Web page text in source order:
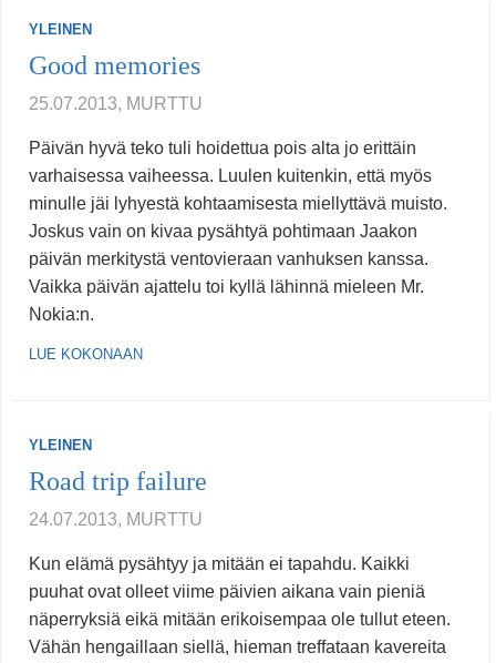
YLEINEN
Good memories
25.07.2013, MURTTU
Päivän hyvä teko tuli hoidettua pois alta jo erittäin
varhaisessa vaiheessa. Luulen kuitenkin, että myös
minulle jäi lyhyestä kohtaamisesta miellyttävä muisto.
Joskus vain on kivaa pysähtyä pohtimaan Jaakon
päivän merkitystä ventovieraan vanhuksen kanssa.
Vaikka päivän ajattelu toi kyllä lähinnä mieleen Mr.
Nokia:n.
LUE KOKONAAN
YLEINEN
Road trip failure
24.07.2013, MURTTU
Kun elämä pysähtyy ja mitään ei tapahdu. Kaikki
puuhat ovat olleet viime päivien aikana vain pieniä
näperryksiä eikä mitään erikoisempaa ole tullut eteen.
Vähän hengaillaan siellä, hieman treffataan kavereita